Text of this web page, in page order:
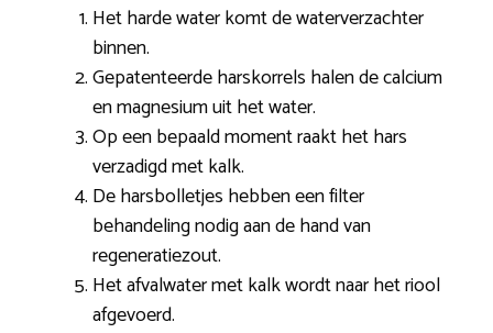
Het harde water komt de waterverzachter
binnen.
Gepatenteerde harskorrels halen de calcium
en magnesium uit het water.
Op een bepaald moment raakt het hars
verzadigd met kalk.
De harsbolletjes hebben een filter
behandeling nodig aan de hand van
regeneratiezout.
Het afvalwater met kalk wordt naar het riool
afgevoerd.